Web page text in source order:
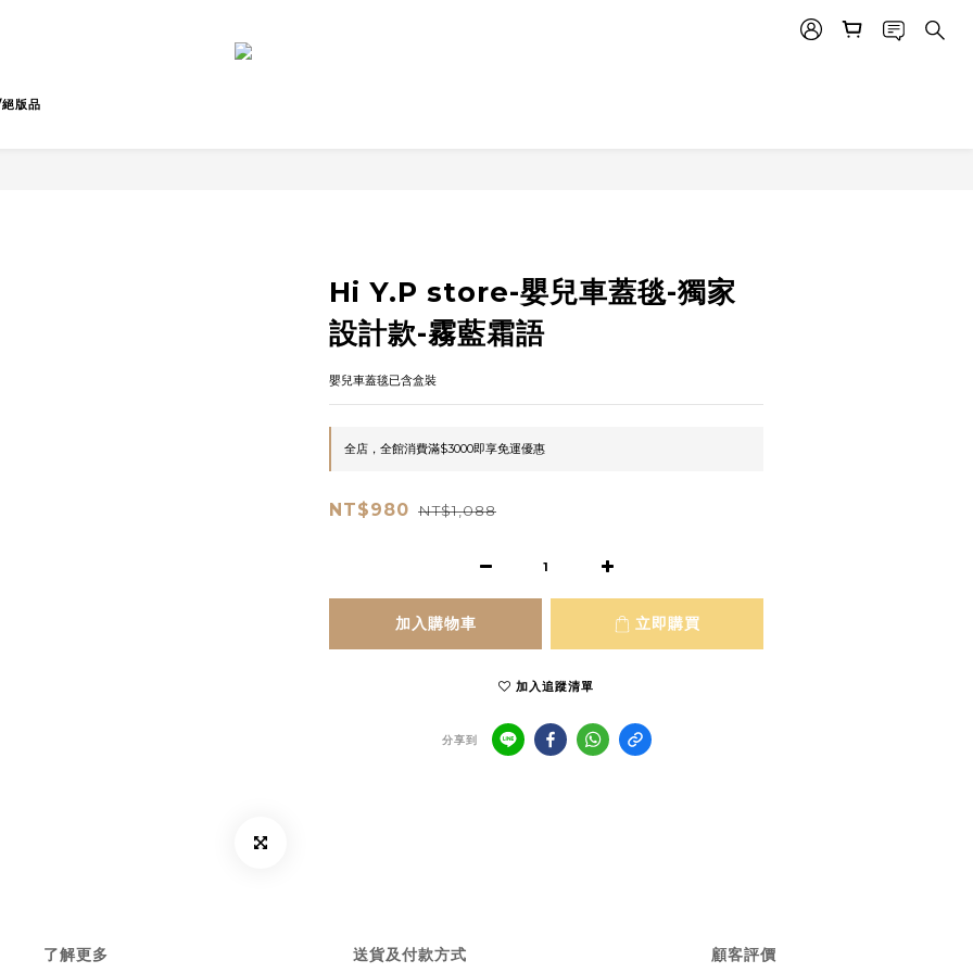
版品
Hi Y.P store-嬰兒車蓋毯-獨家
設計款-霧藍霜語
嬰兒車蓋毯已含盒裝
全店，全館消費滿$3000即享免運優惠
NT$980 NT$1,088
加入購物車 立即購買
加入追蹤清單
分享到
了解更多 送貨及付款方式 顧客評價